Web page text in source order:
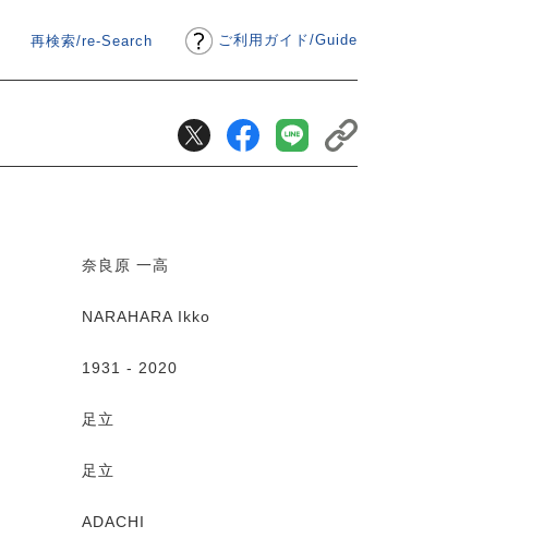
ご利用ガイド/Guide
再検索/re-Search
奈良原 一高
NARAHARA Ikko
1931 - 2020
足立
足立
ADACHI